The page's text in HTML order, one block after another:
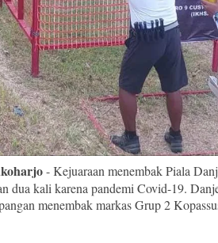
- Kejuaraan menembak Piala
dua kali karena pandemi Covid-19.
menembak markas Grup 2